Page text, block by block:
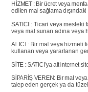
HİZMET : Birücretveya
edilen mal sağlamadışındaki
SATICI : Ticari veya mesleki
veya mal sunan adına veya
ALICI : Bir mal veya hizmeti
kullanan veya yararlanan
SİTE :SATICI’ya aitinternet
SİPARİŞ VEREN: Bir mal
talepeden gerçek ya da